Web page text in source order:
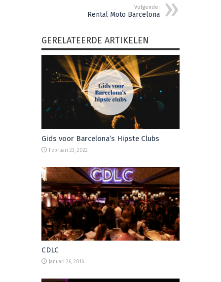
Volgende:
Rental Moto Barcelona
GERELATEERDE ARTIKELEN
Gids voor Barcelona’s Hipste Clubs
Februari 23, 2022
CDLC
Januari 26, 2016